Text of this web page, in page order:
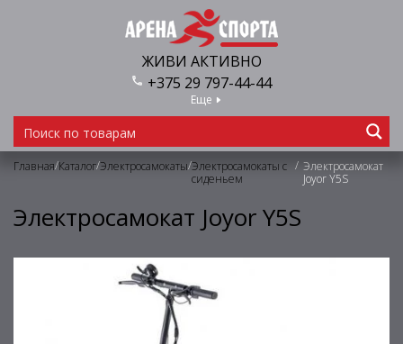
ЖИВИ АКТИВНО
+375 29 797-44-44
Еще
Главная/Каталог/Электросамокаты/Электросамокаты с
сиденьем
/ Электросамокат
Joyor Y5S
Электросамокат Joyor Y5S